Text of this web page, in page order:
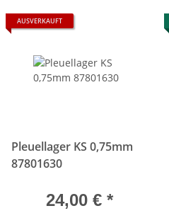
AUSVERKAUFT
Pleuellager KS 0,75mm
87801630
24,00 € *